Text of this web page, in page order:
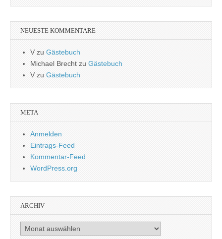
NEUESTE KOMMENTARE
V zu Gästebuch
Michael Brecht zu Gästebuch
Vzu Gästebuch
META
Anmelden
Eintrags-Feed
Kommentar-Feed
WordPress.org
ARCHIV
Archiv